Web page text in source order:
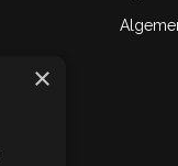
×